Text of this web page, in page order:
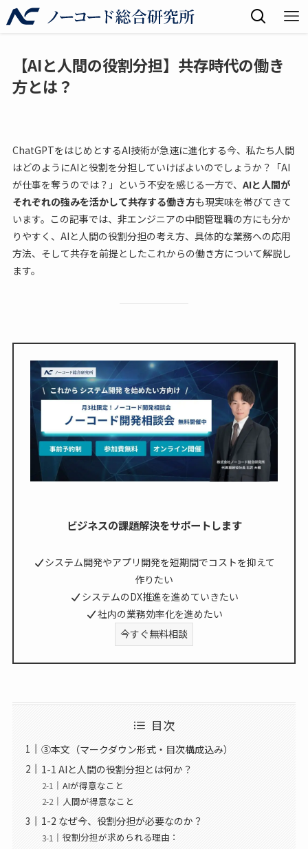
【AIと人間の役割分担】共存時代の働き
方とは？
ChatGPTをはじめとするAI技術が急速に進化する今、私たち人間
はどのようにAIと役割を分担していけばよいのでしょうか？「AI
が仕事を奪うのでは？」という不安を感じる一方で、 AIと人間が
それぞれの強みを活かして共存する働き方も現実味を帯びてきて
います。この記事では、非エンジニアの中間管理職の方にも分か
りやすく、AIと人間の役割分担の考え方、具体的な業務への応用
方法、そして共存を前提としたこれからの働き方について解説し
ます。
ビジネスの課題解決をサポートします
システム開発やアプリ開発を短期間でコストを抑えて
作りたい
システムのDX推進を進めていきたい
社内の業務効率化を進めたい
今すぐ無料相談
目次
③本文（マークダウン形式・目次構成込み）
1-1 AIと人間の役割分担とは何か？
AIが得意なこと
人間が得意なこと
1-2 なぜ今、役割分担が必要なのか？
役割分担が求められる理由：